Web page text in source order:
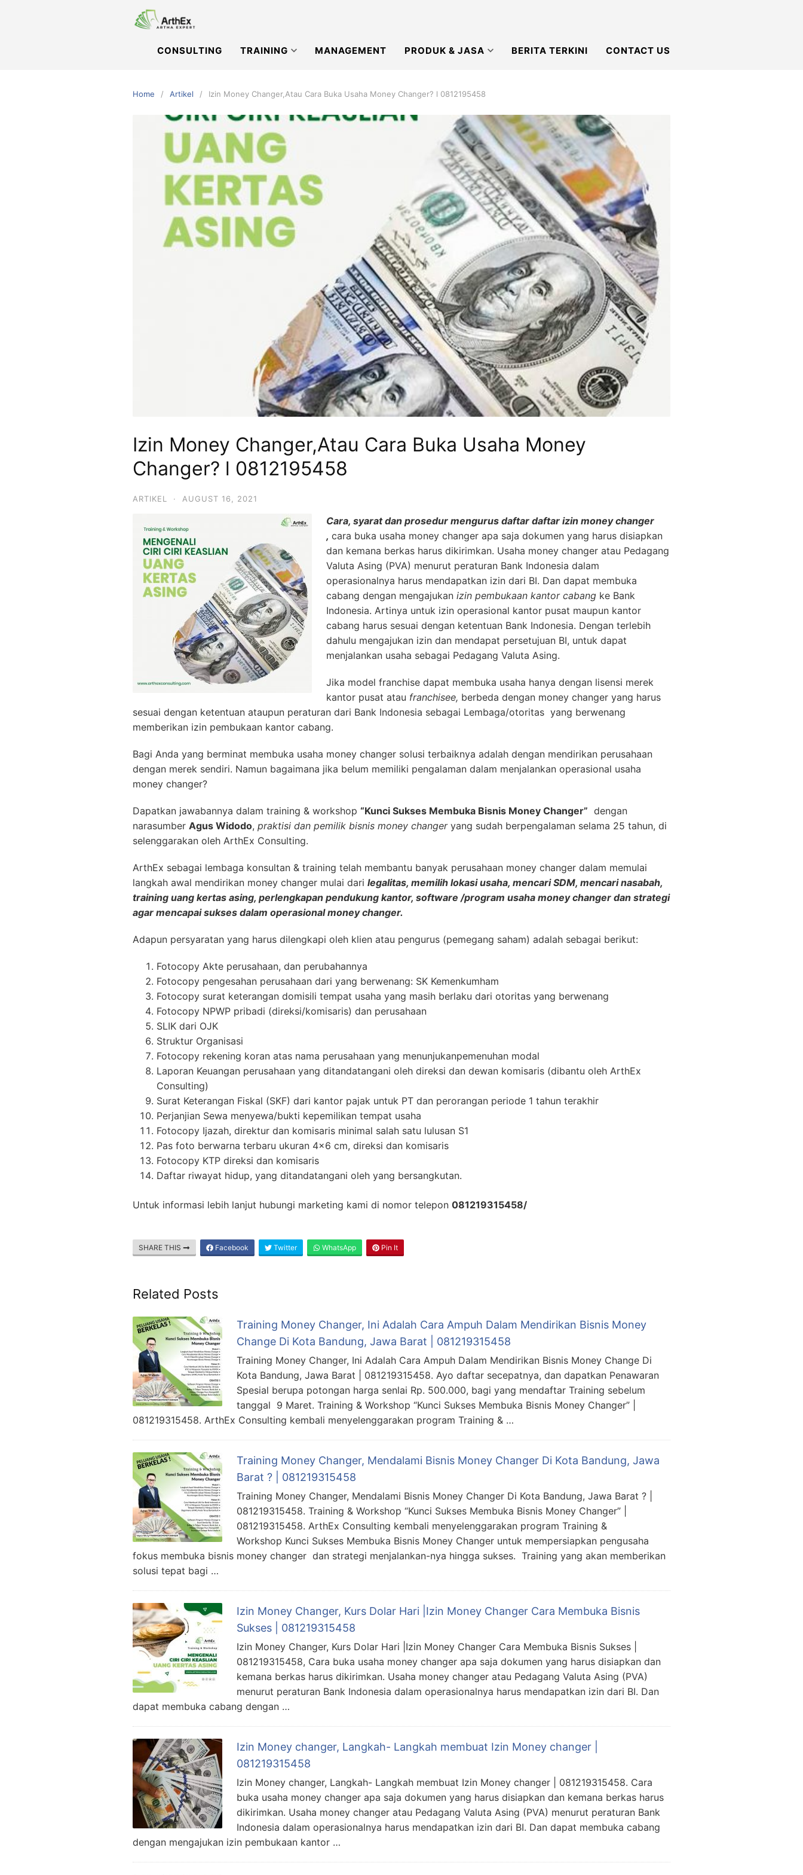
CONSULTING TRAINING MANAGEMENT PRODUK & JASA BERITA TERKINI CONTACT US
Home Artikel Izin Money Changer,Atau Cara Buka Usaha Money Changer? l 0812195458
Izin Money Changer,Atau Cara Buka Usaha Money
Changer? l 0812195458
ARTIKEL · AUGUST 16, 2021
Cara, syarat dan prosedur mengurus daftar daftar izin money changer
, cara buka usaha money changer apa saja dokumen yang harus disiapkan
dan kemana berkas harus dikirimkan. Usaha money changer atau Pedagang
Valuta Asing (PVA) menurut peraturan Bank Indonesia dalam
operasionalnya harus mendapatkan izin dari BI. Dan dapat membuka
cabang dengan mengajukan izin pembukaan kantor cabang ke Bank
Indonesia. Artinya untuk izin operasional kantor pusat maupun kantor
cabang harus sesuai dengan ketentuan Bank Indonesia. Dengan terlebih
dahulu mengajukan izin dan mendapat persetujuan BI, untuk dapat
menjalankan usaha sebagai Pedagang Valuta Asing.
Jika model franchise dapat membuka usaha hanya dengan lisensi merek
kantor pusat atau franchisee, berbeda dengan money changer yang harus
sesuai dengan ketentuan ataupun peraturan dari Bank Indonesia sebagai Lembaga/otoritas yang berwenang
memberikan izin pembukaan kantor cabang.
Bagi Anda yang berminat membuka usaha money changer solusi terbaiknya adalah dengan mendirikan perusahaan
dengan merek sendiri. Namun bagaimana jika belum memiliki pengalaman dalam menjalankan operasional usaha
money changer?
Dapatkan jawabannya dalam training & workshop “Kunci Sukses Membuka Bisnis Money Changer” dengan
narasumber Agus Widodo, praktisi dan pemilik bisnis money changeryang sudah berpengalaman selama 25 tahun, di
selenggarakan oleh ArthEx Consulting.
ArthEx sebagai lembaga konsultan & training telah membantu banyak perusahaan money changer dalam memulai
langkah awal mendirikan money changer mulai dari legalitas, memilih lokasi usaha, mencari SDM, mencari nasabah,
training uang kertas asing, perlengkapan pendukung kantor, software /program usaha money changer dan strategi
agar mencapai sukses dalam operasional money changer.
Adapun persyaratan yang harus dilengkapi oleh klien atau pengurus (pemegang saham) adalah sebagai berikut:
Fotocopy Akte perusahaan, dan perubahannya
Fotocopy pengesahan perusahaan dari yang berwenang: SK Kemenkumham
Fotocopy surat keterangan domisili tempat usaha yang masih berlaku dari otoritas yang berwenang
Fotocopy NPWP pribadi (direksi/komisaris) dan perusahaan
SLIK dari OJK
Struktur Organisasi
Fotocopy rekening koran atas nama perusahaan yang menunjukanpemenuhan modal
Laporan Keuangan perusahaan yang ditandatangani oleh direksi dan dewan komisaris (dibantu oleh ArthEx
Consulting)
Surat Keterangan Fiskal (SKF) dari kantor pajak untuk PT dan perorangan periode 1 tahun terakhir
Perjanjian Sewa menyewa/bukti kepemilikan tempat usaha
Fotocopy Ijazah, direktur dan komisaris minimal salah satu lulusan S1
Pas foto berwarna terbaru ukuran 4×6 cm, direksi dan komisaris
Fotocopy KTP direksi dan komisaris
Daftar riwayat hidup, yang ditandatangani oleh yang bersangkutan.
Untuk informasi lebih lanjut hubungi marketing kami di nomor telepon 081219315458/
SHARE THIS Facebook Twitter WhatsApp Pin It
Related Posts
Training Money Changer, Ini Adalah Cara Ampuh Dalam Mendirikan Bisnis Money
Change Di Kota Bandung, Jawa Barat | 081219315458
Training Money Changer, Ini Adalah Cara Ampuh Dalam Mendirikan Bisnis Money Change Di
Kota Bandung, Jawa Barat | 081219315458. Ayo daftar secepatnya, dan dapatkan Penawaran
Spesial berupa potongan harga senlai Rp. 500.000, bagi yang mendaftar Training sebelum
tanggal 9 Maret. Training & Workshop “Kunci Sukses Membuka Bisnis Money Changer” |
081219315458. ArthEx Consulting kembali menyelenggarakan program Training & …
Training Money Changer, Mendalami Bisnis Money Changer Di Kota Bandung, Jawa
Barat ? | 081219315458
Training Money Changer, Mendalami Bisnis Money Changer Di Kota Bandung, Jawa Barat ? |
081219315458. Training & Workshop “Kunci Sukses Membuka Bisnis Money Changer” |
081219315458. ArthEx Consulting kembali menyelenggarakan program Training &
Workshop Kunci Sukses Membuka Bisnis Money Changer untuk mempersiapkan pengusaha
fokus membuka bisnis money changer dan strategi menjalankan-nya hingga sukses. Training yang akan memberikan
solusi tepat bagi …
Izin Money Changer, Kurs Dolar Hari |Izin Money Changer Cara Membuka Bisnis
Sukses | 081219315458
Izin Money Changer, Kurs Dolar Hari |Izin Money Changer Cara Membuka Bisnis Sukses |
081219315458, Cara buka usaha money changer apa saja dokumen yang harus disiapkan dan
kemana berkas harus dikirimkan. Usaha money changer atau Pedagang Valuta Asing (PVA)
menurut peraturan Bank Indonesia dalam operasionalnya harus mendapatkan izin dari BI. Dan
dapat membuka cabang dengan …
Izin Money changer, Langkah- Langkah membuat Izin Money changer |
081219315458
Izin Money changer, Langkah- Langkah membuat Izin Money changer | 081219315458. Cara
buka usaha money changer apa saja dokumen yang harus disiapkan dan kemana berkas harus
dikirimkan. Usaha money changer atau Pedagang Valuta Asing (PVA) menurut peraturan Bank
Indonesia dalam operasionalnya harus mendapatkan izin dari BI. Dan dapat membuka cabang
dengan mengajukan izin pembukaan kantor …